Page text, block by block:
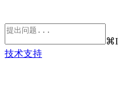
⌘I
技术支持